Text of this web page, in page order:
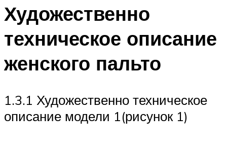
Художественно
техническое описание
женского пальто
1.3.1 Художественно техническое
описание модели 1(рисунок 1)